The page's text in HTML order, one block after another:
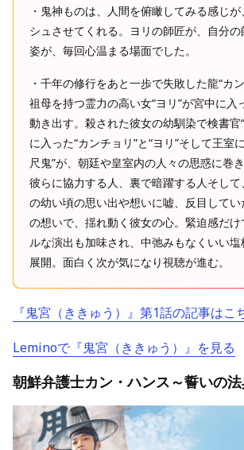
・鬼神ものは、人間を俯瞰してみる感じ
シュさせてくれる。ヨリの師匠が、自分
姿が、毎回心温まる場面でした。
・千年の修行をあと一歩で失敗した龍“カ
祖母を持つ霊力の高い女“ヨリ”が宮中に入
動き出す。殺された彼女の幼馴染で検書官
に入った“カンチョリ”と“ヨリ”そして王室
尺鬼”が、朝廷や皇室内の人々の思惑に巻
彼らに協力する人、裏で暗躍する人そして
の幼い頃の思い出や想いに嘘、反目してい
の想いで、揺れ動く彼女の心。緊迫感だけ
ルな演出も加味され、中弛みもなくいい
展開。面白く次が気になり視聴が進む。
『鬼宮（ききゅう）』第1話の記事はこ
Leminoで『鬼宮（ききゅう）』を見る
朝鮮弁護士カン・ハンス～誓いの法